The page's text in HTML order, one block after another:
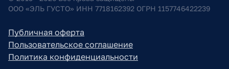
ООО «ЭЛЬ ГУСТО» ИНН 7718162392 ОГРН 1157746422239
Публичная оферта
Пользовательское соглашение
Политика конфиденциальности